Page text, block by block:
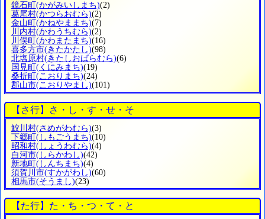
鏡石町 (かがみいしまち)(2)
葛尾村(かつらおむら)(2)
金山町 (かねやままち)(7)
川内村(かわうちむら)(2)
川俣町 (かわまたまち)(16)
喜多方市(きたかたし)(98)
北塩原村(きたしおばらむら)(6)
国見町 (くにみまち)(19)
桑折町 (こおりまち)(24)
郡山市(こおりやまし)(101)
【さ行】さ・し・す・せ・そ
鮫川村(さめがわむら)(3)
下郷町 (しもごうまち)(10)
昭和村(しょうわむら)(4)
白河市(しらかわし)(42)
新地町 (しんちまち)(4)
須賀川市(すかがわし)(60)
相馬市(そうまし)(23)
【た行】た・ち・つ・て・と